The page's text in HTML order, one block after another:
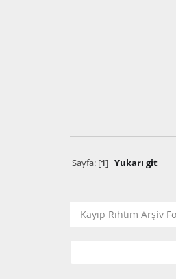
Sayfa: [1] Yukarı git
Kayıp Rıhtım Arşiv